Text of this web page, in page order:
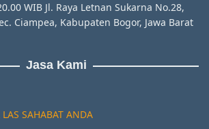
WIB Jl. Raya Letnan Sukarna No.28,
Ciampea, Kabupaten Bogor, Jawa Barat
Jasa Kami
SAHABAT ANDA